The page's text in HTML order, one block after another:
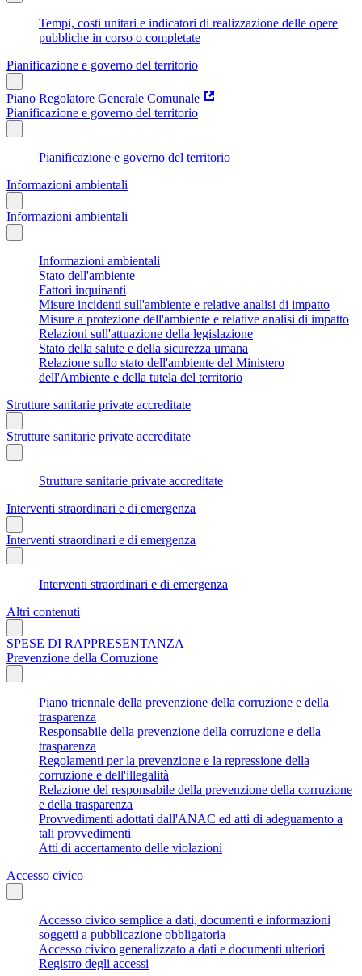
Tempi, costi unitari e indicatori di realizzazione delle opere
pubbliche in corso o completate
Pianificazione e governo del territorio
Piano Regolatore Generale Comunale
Pianificazione e governo del territorio
Pianificazione e governo del territorio
Informazioni ambientali
Informazioni ambientali
Informazioni ambientali
Stato dell'ambiente
Fattori inquinanti
Misure incidenti sull'ambiente e relative analisi di impatto
Misure a protezione dell'ambiente e relative analisi di impatto
Relazioni sull'attuazione della legislazione
Stato della salute e della sicurezza umana
Relazione sullo stato dell'ambiente del Ministero
dell'Ambiente e della tutela del territorio
Strutture sanitarie private accreditate
Strutture sanitarie private accreditate
Strutture sanitarie private accreditate
Interventi straordinari e di emergenza
Interventi straordinari e di emergenza
Interventi straordinari e di emergenza
Altri contenuti
SPESE DI RAPPRESENTANZA
Prevenzione della Corruzione
Piano triennale della prevenzione della corruzione e della
trasparenza
Responsabile della prevenzione della corruzione e della
trasparenza
Regolamenti per la prevenzione e la repressione della
corruzione e dell'illegalità
Relazione del responsabile della prevenzione della corruzione
e della trasparenza
Provvedimenti adottati dall'ANAC ed atti di adeguamento a
tali provvedimenti
Atti di accertamento delle violazioni
Accesso civico
Accesso civico semplice a dati, documenti e informazioni
soggetti a pubblicazione obbligatoria
Accesso civico generalizzato a dati e documenti ulteriori
Registro degli accessi